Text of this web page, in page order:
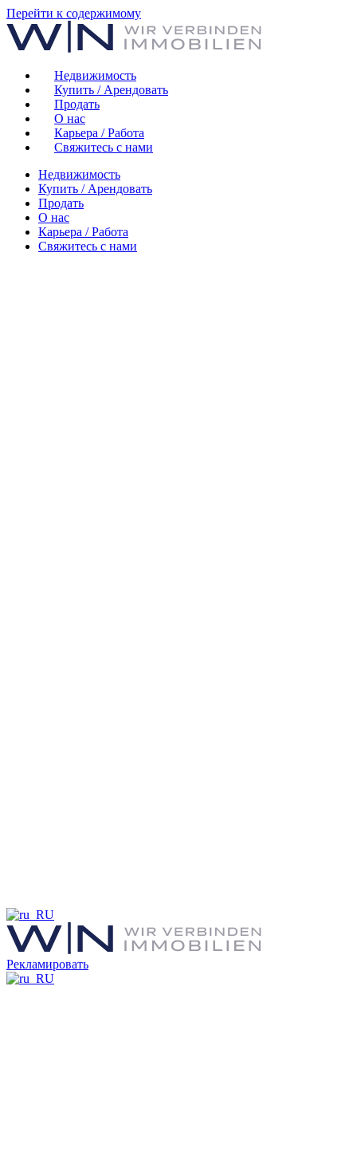
Перейти к содержимому
Недвижимость
Купить / Арендовать
Продать
О нас
Карьера / Работа
Свяжитесь с нами
Недвижимость
Купить / Арендовать
Продать
О нас
Карьера / Работа
Свяжитесь с нами
Рекламировать